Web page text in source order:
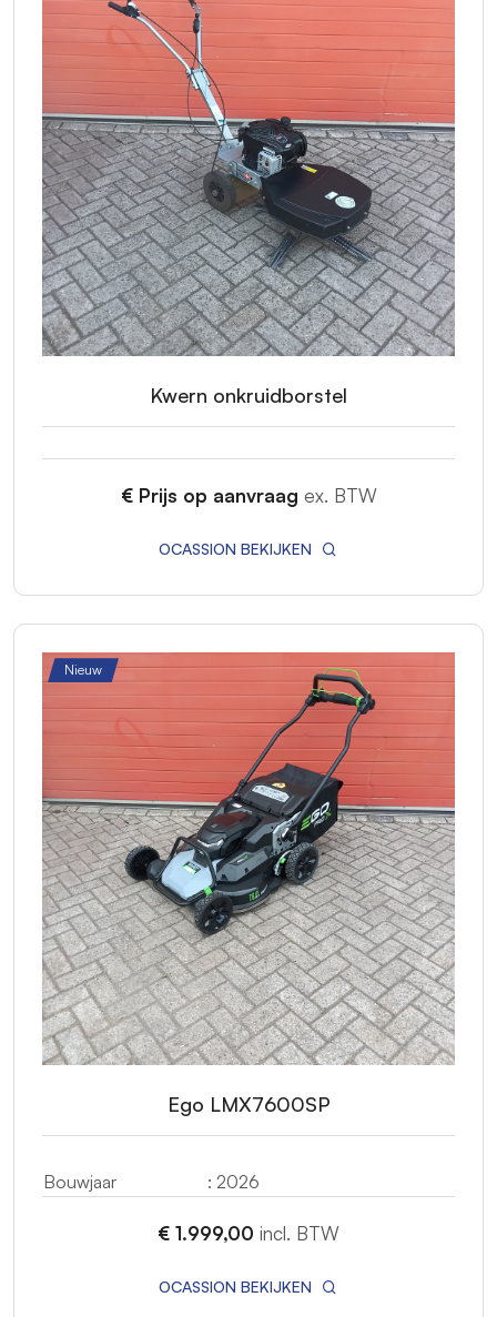
Kwern onkruidborstel
€ Prijs op aanvraag ex. BTW
OCASSION BEKIJKEN
Nieuw
Ego LMX7600SP
Bouwjaar : 2026
€ 1.999,00 incl. BTW
OCASSION BEKIJKEN